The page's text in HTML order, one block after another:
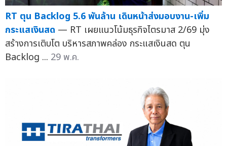
RT ตุน Backlog 5.6 พันล้าน เดินหน้าส่งมอบงาน-เพิ่ม
กระแสเงินสด — RT เผยแนวโน้มธุรกิจไตรมาส 2/69 มุ่ง
สร้างการเติบโต บริหารสภาพคล่อง กระแสเงินสด ตุน
Backlog ... 29 พ.ค.